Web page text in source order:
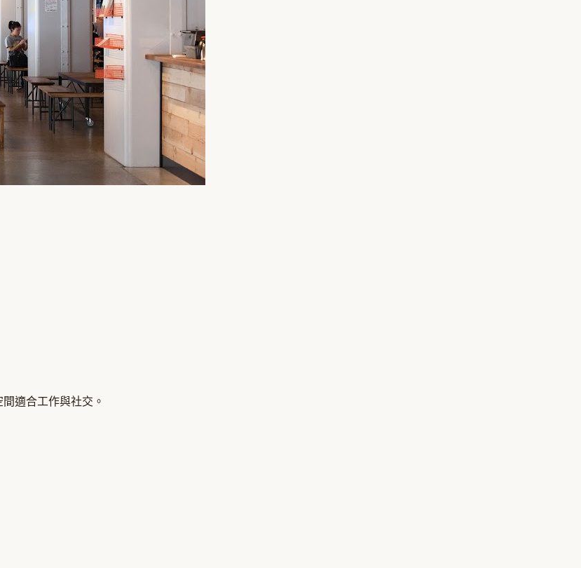
適合工作與社交。